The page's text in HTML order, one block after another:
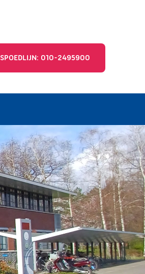
SPOEDLIJN: 010-2495900